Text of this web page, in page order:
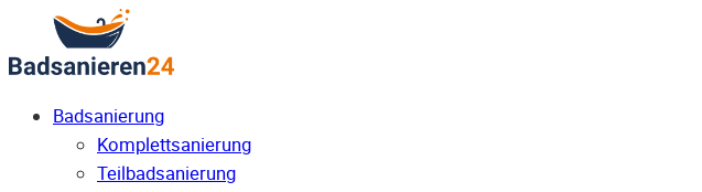
Badsanierung
Komplettsanierung
Teilbadsanierung